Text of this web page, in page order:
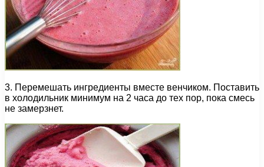
3. Перемешать ингредиенты вместе венчиком. Поставить
в холодильник минимум на 2 часа до тех пор, пока смесь
не замерзнет.